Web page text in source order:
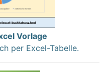
Vorlage
per Excel-Tabelle.